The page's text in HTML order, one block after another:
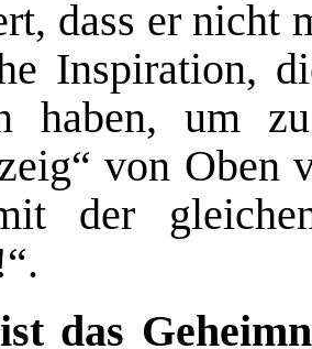
dass er nicht
Inspiration,
haben, um
von Oben
der
das